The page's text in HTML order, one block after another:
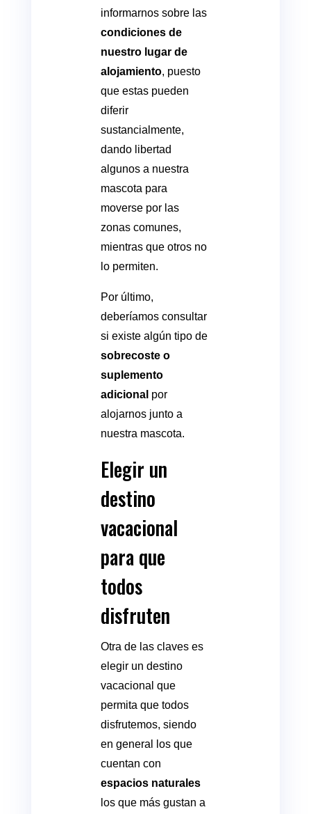
informarnos sobre las
condiciones de
nuestro lugar de
alojamiento, puesto
que estas pueden
diferir
sustancialmente,
dando libertad
algunos a nuestra
mascota para
moverse por las
zonas comunes,
mientras que otros no
lo permiten.
Por último,
deberíamos consultar
si existe algún tipo de
sobrecoste o
suplemento
adicional por
alojarnos junto a
nuestra mascota.
Elegir un
destino
vacacional
para que
todos
disfruten
Otra de las claves es
elegir un destino
vacacional que
permita que todos
disfrutemos, siendo
en general los que
cuentan con
espacios naturales
los que más gustan a